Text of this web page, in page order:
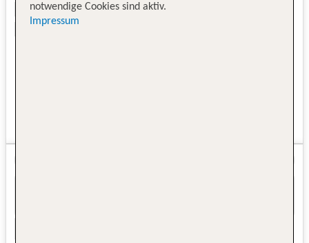
notwendige Cookies sind aktiv.
Impressum